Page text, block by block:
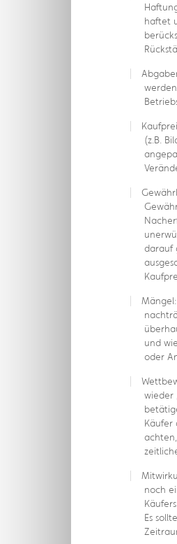
haftet
(z.B.
darauf
und
oder
wieder
Käufer
noch
Es